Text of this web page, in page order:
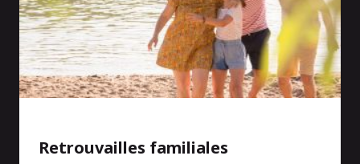
Retrouvailles familiales